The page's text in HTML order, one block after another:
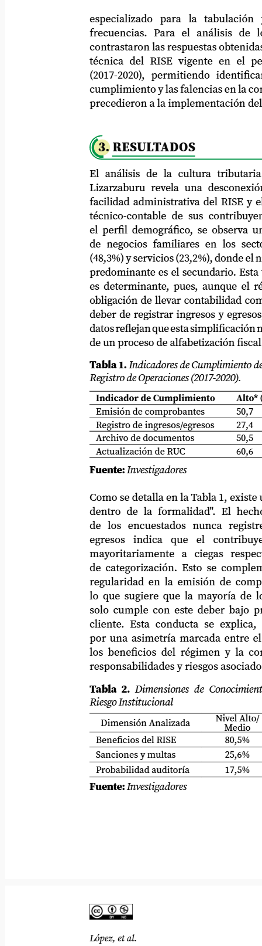
El análisis de la cultura tributaria
Lizarzaburu revela una desconexión
facilidad administrativa del RISE y el
técnico-contable de sus
el perfil demográfico, se observa una
de negocios familiares en los sectores
(48,3%) y servicios (23,2%), donde el
predominante es el secundario. Esta
es determinante, pues, aunque el
obligación de llevar contabilidad
deber de registrar ingresos y egresos; sin
datos reflejan que esta simplificación no
de un proceso de alfabetización fiscal
Como se detalla en la Tabla 1, existe
dentro de la formalidad". El hecho
de
los encuestados nunca
registre
egresos
indica que el
mayoritariamente
a ciegas
de categorización. Esto se
regularidad en la emisión de
lo que sugiere que la mayoría de los
solo cumple con este deber bajo
cliente. Esta conducta se explica, en
por una asimetría marcada entre el
los beneficios del régimen y la
responsabilidades y riesgos asociados.
3. RESULTADOS
Tabla 1.
Indicadores de Cumplimiento de
Registro de Operaciones (2017-2020).
Tabla 2.
Dimensiones de Conocimiento
Riesgo Institucional
Fuente: Investigadores
Fuente: Investigadores
especializado para la tabulación
frecuencias.
Para el análisis de
contrastaron las respuestas obtenidas
técnica del RISE vigente en el
(2017-2020),
permitiendo
identificar
cumplimiento y las falencias en la
precedieron a la implementación del
Indicador de Cumplimiento
Alto*
Emisión de comprobantes
50,7
Registro de ingresos/egresos
27,4
Archivo de documentos
50,5
Actualización de RUC
60,6
Dimensión Analizada
Nivel Alto/
Medio
Beneficios del RISE
80,5%
Sanciones y multas
25,6%
Probabilidad auditoría
17,5%
López, et al.